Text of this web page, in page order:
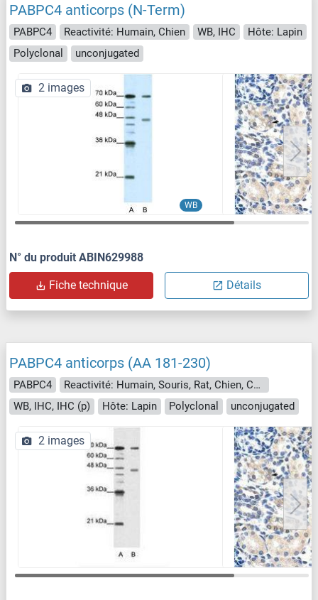
PABPC4 anticorps (N-Term)
PABPC4 Reactivité: Humain, Chien WB, IHC
Hôte: Lapin
Polyclonal
unconjugated
WB
2 images
N° du produit ABIN629988
Fiche technique Détails
PABPC4 anticorps (AA 181-230)
PABPC4
Reactivité: Humain, Souris, Rat, Chien, Cheval, Singe, Roussette (Chauve-souris)
WB, IHC, IHC (p)
Hôte: Lapin Polyclonal unconjugated
2 images